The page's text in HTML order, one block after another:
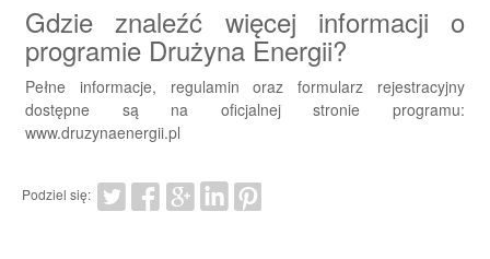
Gdzie znaleźć więcej informacji o
programie Drużyna Energii?
Pełne informacje, regulamin oraz formularz rejestracyjny
dostępne są na oficjalnej stronie programu:
www.druzynaenergii.pl
Podziel się: